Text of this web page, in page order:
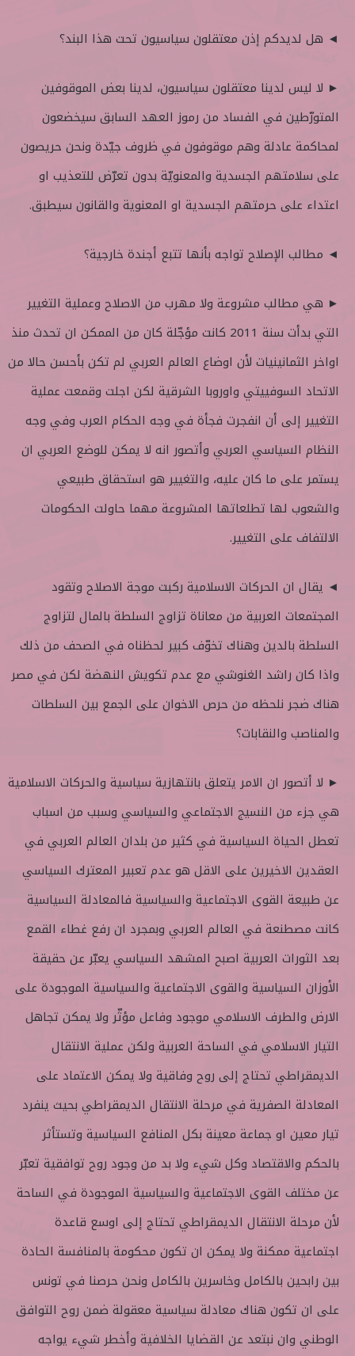
◄ هل لديدكم إذن معتقلون سياسيون تحت هذا البند؟
► لا ليس لدينا معتقلون سياسيون، لدينا بعض الموقوفين
المتورّطين في الفساد من رموز العهد السابق سيخضعون
لمحاكمة عادلة وهم موقوفون في ظروف جيّدة ونحن حريصون
على سلامتهم الجسدية والمعنويّة بدون تعرّض للتعذيب او
اعتداء على حرمتهم الجسدية او المعنوية والقانون سيطبق.
◄ مطالب الإصلاح تواجه بأنها تتبع أجندة خارجية؟
► هي مطالب مشروعة ولا مهرب من الاصلاح وعملية التغيير
التي بدأت سنة 2011 كانت مؤجّلة كان من الممكن ان تحدث منذ
اواخر الثمانينيات لأن اوضاع العالم العربي لم تكن بأحسن حالا من
الاتحاد السوفييتي واوروبا الشرقية لكن اجلت وقمعت عملية
التغيير إلى أن انفجرت فجأة في وجه الحكام العرب وفي وجه
النظام السياسي العربي وأتصور انه لا يمكن للوضع العربي ان
يستمر على ما كان عليه، والتغيير هو استحقاق طبيعي
والشعوب لها تطلعاتها المشروعة مهما حاولت الحكومات
الالتفاف على التغيير.
◄ يقال ان الحركات الاسلامية ركبت موجة الاصلاح وتقود
المجتمعات العربية من معاناة تزاوج السلطة بالمال لتزاوج
السلطة بالدين وهناك تخوّف كبير لحظناه في الصحف من ذلك
واذا كان راشد الغنوشي مع عدم تكويش النهضة لكن في مصر
هناك ضجر نلحظه من حرص الاخوان على الجمع بين السلطات
والمناصب والنقابات؟
► لا أتصور ان الامر يتعلق بانتهازية سياسية والحركات الاسلامية
هي جزء من النسيج الاجتماعي والسياسي وسبب من اسباب
تعطل الحياة السياسية في كثير من بلدان العالم العربي في
العقدين الاخيرين على الاقل هو عدم تعبير المعترك السياسي
عن طبيعة القوى الاجتماعية والسياسية فالمعادلة السياسية
كانت مصطنعة في العالم العربي وبمجرد ان رفع غطاء القمع
بعد الثورات العربية اصبح المشهد السياسي يعبّر عن حقيقة
الأوزان السياسية والقوى الاجتماعية والسياسية الموجودة على
الارض والطرف الاسلامي موجود وفاعل مؤثّر ولا يمكن تجاهل
التيار الاسلامي في الساحة العربية ولكن عملية الانتقال
الديمقراطي تحتاج إلى روح وفاقية ولا يمكن الاعتماد على
المعادلة الصفرية في مرحلة الانتقال الديمقراطي بحيث ينفرد
تيار معين او جماعة معينة بكل المنافع السياسية وتستأثر
بالحكم والاقتصاد وكل شيء ولا بد من وجود روح توافقية تعبّر
عن مختلف القوى الاجتماعية والسياسية الموجودة في الساحة
لأن مرحلة الانتقال الديمقراطي تحتاج إلى اوسع قاعدة
اجتماعية ممكنة ولا يمكن ان تكون محكومة بالمنافسة الحادة
بين رابحين بالكامل وخاسرين بالكامل ونحن حرصنا في تونس
على ان تكون هناك معادلة سياسية معقولة ضمن روح التوافق
الوطني وان نبتعد عن القضايا الخلافية وأخطر شيء يواجه